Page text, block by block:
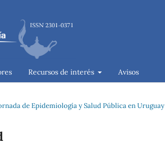
Recursos de interés Avisos
de Epidemiología y Salud Pública en Uruguay